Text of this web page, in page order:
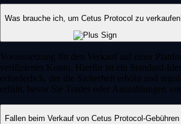
Was brauche ich, um Cetus Protocol zu
Voraussetzung für den Verkauf auf einer
verifiziertes Konto. Hierfür ist ein Standard-
erforderlich, der die Sicherheit erhöht und
erfüllt, bevor Sie Trades oder Auszahlungen
Fallen beim Verkauf von Cetus Protocol-Gebühren